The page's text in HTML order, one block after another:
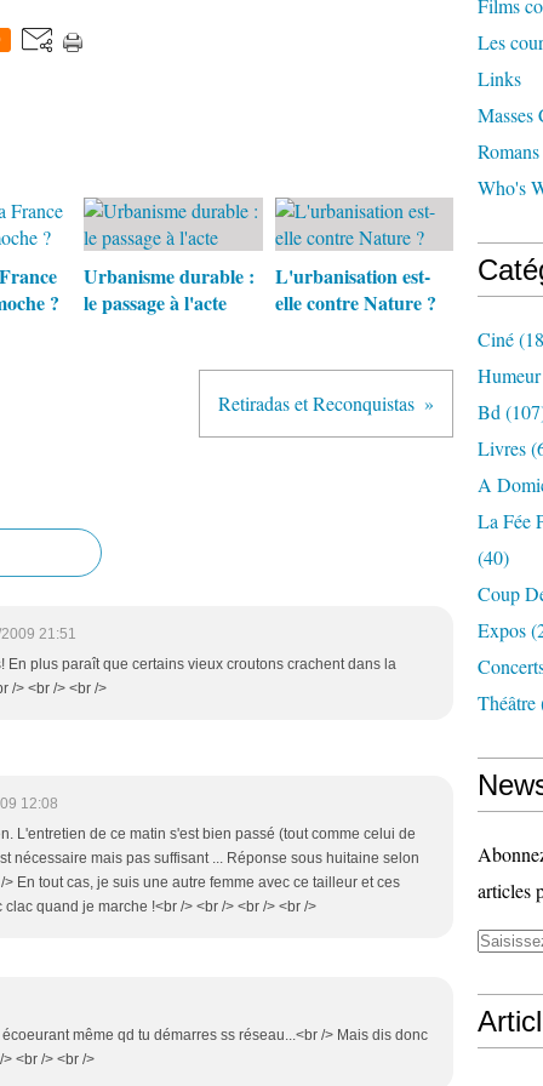
?
Urbanisme durable :
le passage à l'acte
L'urbanisation est-
elle contre Nature ?
Retiradas et Reconquistas
21:51
En plus paraît que certains vieux croutons crachent dans la
/> <br /> <br />
12:08
L'entretien de ce matin s'est bien passé (tout comme celui de
nécessaire mais pas suffisant ... Réponse sous huitaine selon
En tout cas, je suis une autre femme avec ce tailleur et ces
quand je marche !<br /> <br /> <br /> <br />
même qd tu démarres ss réseau...<br /> Mais dis donc
<br /> <br />
Films
Les
Links
Masses
Who's
Ciné
Bd
Livres
A
La Fée
(40)
Coup
Expos
Théâtre
articles